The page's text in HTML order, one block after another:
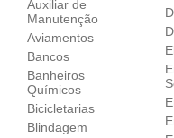
Auxiliar de
Manutenção
Aviamentos
Bancos
Banheiros
Químicos
Bicicletarias
Blindagem